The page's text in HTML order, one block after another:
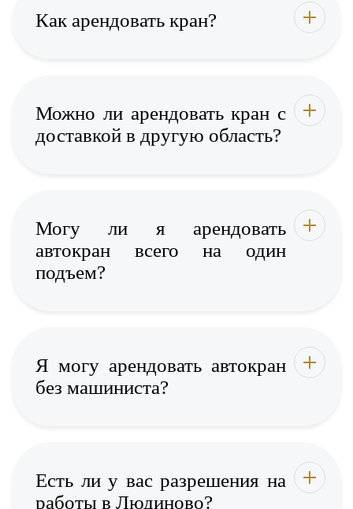
Как арендовать кран?
Можно ли арендовать кран с
доставкой в другую область?
Могу ли я арендовать
автокран всего на один
подъем?
Я могу арендовать автокран
без машиниста?
Есть ли у вас разрешения на
работы в Людиново?